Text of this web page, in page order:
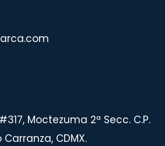
Moctezuma 2ª Secc. C.P.
CDMX.